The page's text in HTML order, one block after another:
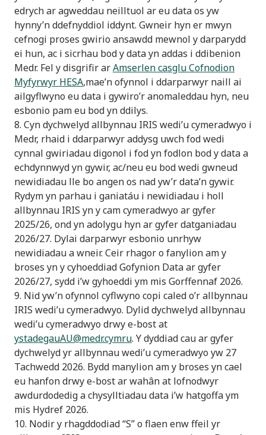
edrych ar agweddau neilltuol ar eu data os yw
hynny’n ddefnyddiol iddynt. Gwneir hyn er mwyn
cefnogi proses gwirio ansawdd mewnol y darparydd
ei hun, ac i sicrhau bod y data yn addas i ddibenion
Medr. Fel y disgrifir arAmserlen casglu Cofnodion
Myfyrwyr HESA,mae’n ofynnol i ddarparwyr naill ai
ailgyflwyno eu data i gywiro’r anomaleddau hyn, neu
esbonio pam eu bod yn ddilys.
8. Cyn dychwelyd allbynnau IRIS wedi’u cymeradwyo i
Medr, rhaid i ddarparwyr addysg uwch fod wedi
cynnal gwiriadau digonol i fod yn fodlon bod y data a
echdynnwyd yn gywir, ac/neu eu bod wedi gwneud
newidiadau lle bo angen os nad yw’r data’n gywir.
Rydym yn parhau i ganiatáu i newidiadau i holl
allbynnau IRIS yn y cam cymeradwyo ar gyfer
2025/26, ond yn adolygu hyn ar gyfer datganiadau
2026/27. Dylai darparwyr esbonio unrhyw
newidiadau a wneir. Ceir rhagor o fanylion am y
broses yn y cyhoeddiad Gofynion Data ar gyfer
2026/27, sydd i’w gyhoeddi ym mis Gorffennaf 2026.
9. Nid yw’n ofynnol cyflwyno copi caled o’r allbynnau
IRIS wedi’u cymeradwyo. Dylid dychwelyd allbynnau
wedi’u cymeradwyo drwy e-bost at
ystadegauAU@medr.cymru. Y dyddiad cau ar gyfer
dychwelyd yr allbynnau wedi’u cymeradwyo yw 27
Tachwedd 2026. Bydd manylion am y broses yn cael
eu hanfon drwy e-bost ar wahân at lofnodwyr
awdurdodedig a chysylltiadau data i’w hatgoffa ym
mis Hydref 2026.
10. Nodir y rhagddodiad “S” o flaen enw ffeil yr